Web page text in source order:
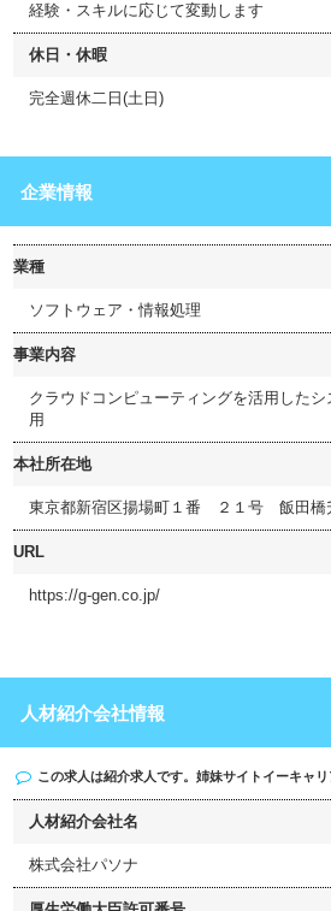
経験・スキルに応じて変動します
休日・休暇
完全週休二日(土日)
企業情報
業種
ソフトウェア・情報処理
事業内容
クラウドコンピューティングを活用した
用
本社所在地
東京都新宿区揚場町１番 ２１号 飯田橋
URL
https://g-gen.co.jp/
人材紹介会社情報
この求人は紹介求人です。姉妹サイト イーキャ
人材紹介会社名
株式会社パソナ